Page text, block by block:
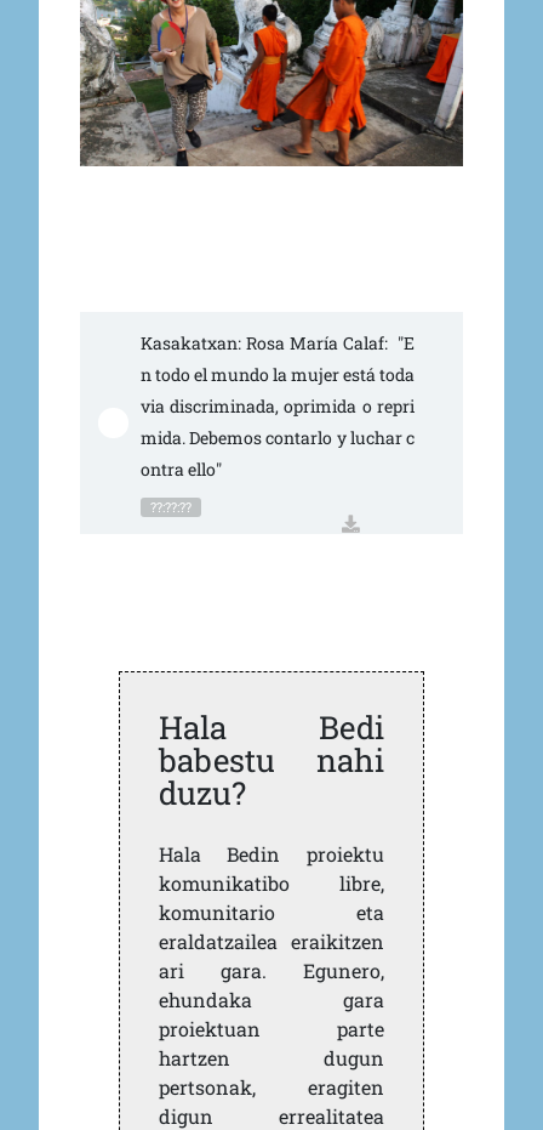
Kasakatxan: Rosa María Calaf:  "E
n todo el mundo la mujer está toda
via discriminada, oprimida o repri
mida. Debemos contarlo y luchar c
ontra ello"
??:??:??
Hala Bedi
babestu nahi
duzu?
Hala Bedin proiektu
komunikatibo libre,
komunitario eta
eraldatzailea eraikitzen
ari gara. Egunero,
ehundaka gara
proiektuan parte
hartzen dugun
pertsonak, eragiten
digun errealitatea